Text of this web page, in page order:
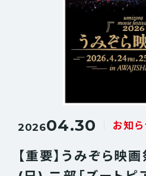
202604.30 お知
【重要】うみぞら